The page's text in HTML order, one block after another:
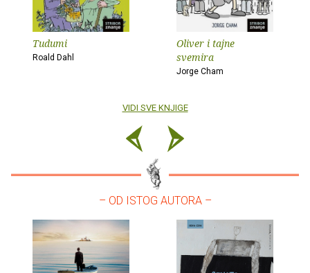
Tudumi
Roald Dahl
Oliver i tajne
svemira
Jorge Cham
VIDI SVE KNJIGE
– OD ISTOG AUTORA –